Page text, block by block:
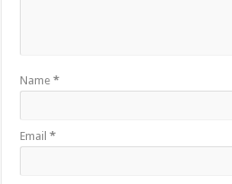
Name*
Email*